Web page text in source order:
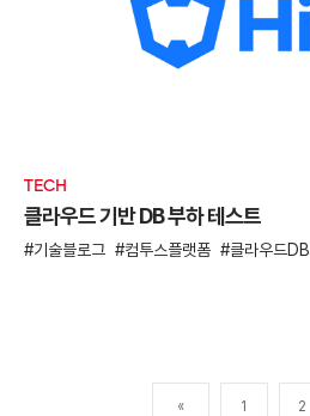
TECH
클라우드 기반 DB 부하 테스트
기술블로그 컴투스플랫폼 클라우드DB
« 1 2